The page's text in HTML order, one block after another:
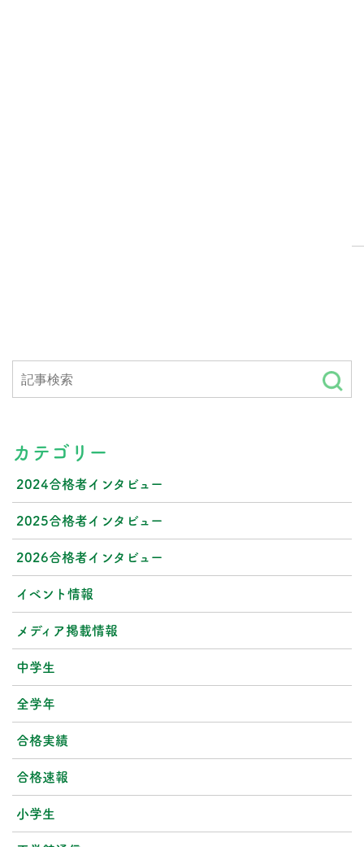
カテゴリー
2024合格者インタビュー
2025合格者インタビュー
2026合格者インタビュー
イベント情報
メディア掲載情報
中学生
全学年
合格実績
合格速報
小学生